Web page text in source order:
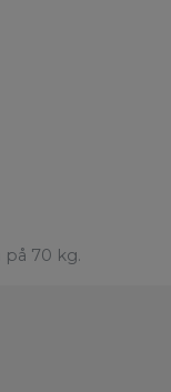
70 kg.